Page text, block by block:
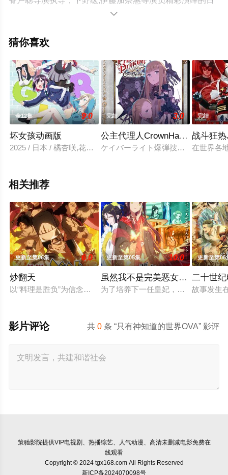
本动漫，手机免费观看高清无删减完整版动漫全集就上策
情网等平台了解。

猜你喜欢
全12集 9.0
坏女孩动画版
2025 / 日本 / 橘杏咲,花宫初奈,松冈美里,花井美春,Lynn,前田佳织
完结 3.0
公主代理人CrownHandlerSP
ケイバーライト爆弾捜索のため、ビ
完结
战斗狂
在世界各
相关推荐
更新至第06集 6.0
炒翻天
以“料理是胜负”为信念、“中国菜霸王”秋山阶一郎的孙子秋山
更新至第05集 10.0
虽然我不是完美恶女～雏宫蝶鼠
为了培养下一任皇妃，从五大名门
更新至第06
二十世
故事发生
共0 条 “只有神知道的世界OVA” 影评
影片评论
策驰影院提供VIP电视剧、热播综艺、人气动漫、高清未删减电影免费在
线观看
Copyright © 2024 tgx168.com All Rights Reserved
新ICP备2024070098号